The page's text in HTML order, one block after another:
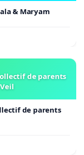
& Maryam
de parents
de parents